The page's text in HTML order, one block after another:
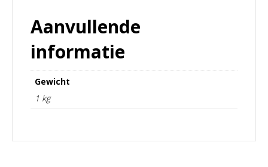
Aanvullende
informatie
Gewicht
1 kg